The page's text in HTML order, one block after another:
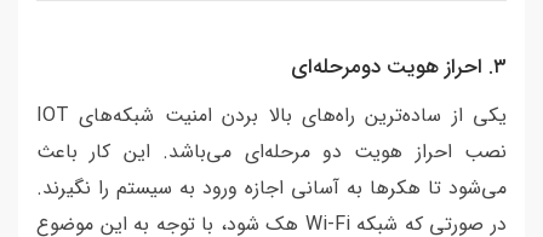
٣. احراز هویت دومرحله‌ای
یکی از ساده‌ترین راه‌های بالا بردن امنیت شبکه‌های IOT
نصب احراز هویت دو مرحله‌ای می‌باشد. این کار باعث
می‌شود تا هکرها به آسانی اجازه ورود به سیستم را نگیرند.
در صورتی که شبکه Wi-Fi هک شود، با توجه به این موضوع